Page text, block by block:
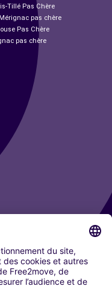
Tillé Pas Chère
pas chère
Pas Chère
pas chère